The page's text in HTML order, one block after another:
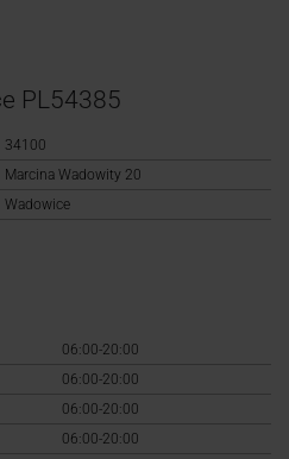
PL54385
34100
Marcina Wadowity 20
Wadowice
06:00-20:00
06:00-20:00
06:00-20:00
06:00-20:00